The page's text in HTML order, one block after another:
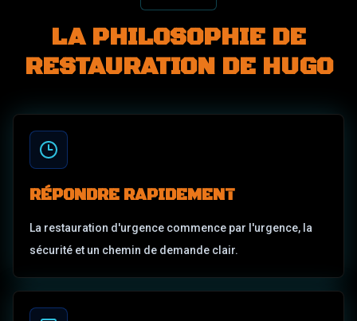
LA PHILOSOPHIE DE
RESTAURATION DE HUGO
RÉPONDRE RAPIDEMENT
La restauration d'urgence commence par l'urgence, la
sécurité et un chemin de demande clair.